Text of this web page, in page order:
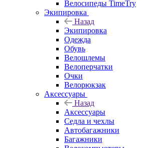
Велосипеды TimeTry
Экипировка
Назад
Экипировка
Одежда
Обувь
Велошлемы
Велоперчатки
Очки
Велорюкзак
Аксессуары
Назад
Аксессуары
Седла и чехлы
Автобагажники
Багажники